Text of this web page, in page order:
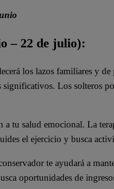
– 22 de julio):
los lazos familiares y
significativos. Los solteros
a tu salud emocional. La
el ejercicio y busca
te ayudará a
oportunidades de